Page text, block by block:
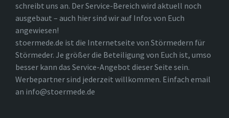
schreibt uns an. Der Service-Bereich wird aktuell noch
ausgebaut – auch hier sind wir auf Infos von Euch
angewiesen!
stoermede.de ist die Internetseite von Störmedern für
Störmeder. Je größer die Beteiligung von Euch ist, umso
besser kann das Service-Angebot dieser Seite sein.
Werbepartner sind jederzeit willkommen. Einfach email
an info@stoermede.de